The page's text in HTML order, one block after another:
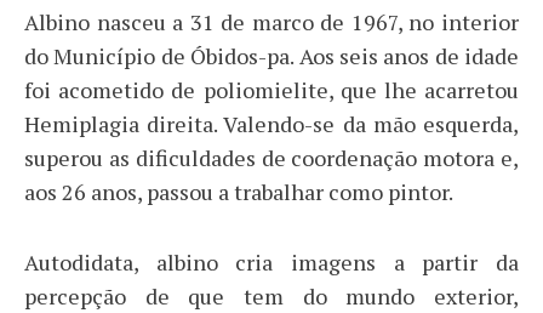
Albino nasceu a 31 de marco de 1967, no interior
do Município de Óbidos-pa. Aos seis anos de idade
foi acometido de poliomielite, que lhe acarretou
Hemiplagia direita. Valendo-se da mão esquerda,
superou as dificuldades de coordenação motora e,
aos 26 anos, passou a trabalhar como pintor.
Autodidata, albino cria imagens a partir da
percepção de que tem do mundo exterior,